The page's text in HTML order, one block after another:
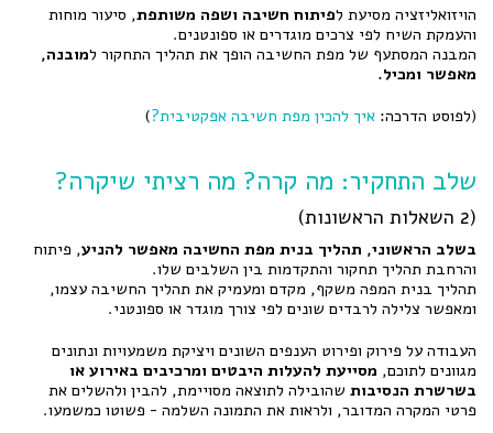
הויזואליזציה מסיעת לפיתוח חשיבה ושפה משותפת, סיעור מוחות
והעמקת השיח לפי צרכים מוגדרים או ספונטנים.
המבנה המסתעף של מפת החשיבה הופך את תהליך התחקור למובנה,
מאפשר ומכיל.
(לפוסט הדרכה: איך להכין מפת חשיבה אפקטיבית?)
שלב התחקיר: מה קרה? מה רציתי שיקרה?
(2 השאלות הראשונות)
בשלב הראשוני, תהליך בנית מפת החשיבה מאפשר להניע, פיתוח
והרחבת תהליך תחקור והתקדמות בין השלבים שלו.
תהליך בנית המפה משקף, מקדם ומעמיק את תהליך החשיבה עצמו,
ומאפשר צלילה לרבדים שונים לפי צורך מוגדר או ספונטני.
העבודה על פירוק ופירוט הענפים השונים ויציקת משמעויות ונתונים
מגוונים לתוכם, מסייעת להעלות היבטים ומרכיבים באירוע או
בשרשרת הנסיבות שהובילה לתוצאה מסויימת, להבין ולהשלים את
פרטי המקרה המדובר, ולראות את התמונה השלמה - פשוטו כמשמעו.